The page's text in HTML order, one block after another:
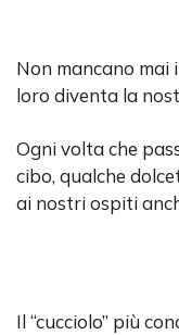
Non mancano mai
loro diventa la
Ogni volta che
cibo, qualche
ai nostri ospiti
Il “cucciolo” più